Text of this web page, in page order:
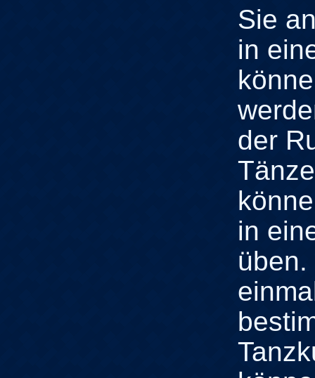
Sie
in
der
in